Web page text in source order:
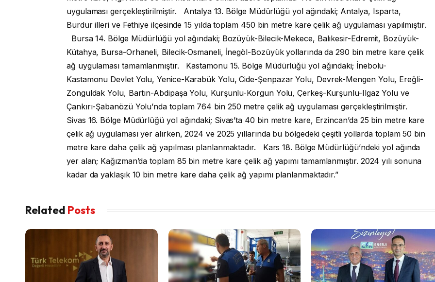
uygulaması gerçekleştirilmiştir. Antalya 13. Bölge Müdürlüğü yol ağındaki; Antalya, Isparta,
Burdur illeri ve Fethiye ilçesinde 15 yılda toplam 450 bin metre kare çelik ağ uygulaması yapılmıştır.
Bursa 14. Bölge Müdürlüğü yol ağındaki; Bozüyük-Bilecik-Mekece, Balıkesir-Edremit, Bozüyük-
Kütahya, Bursa-Orhaneli, Bilecik-Osmaneli, İnegöl-Bozüyük yollarında da 290 bin metre kare çelik
ağ uygulaması tamamlanmıştır. Kastamonu 15. Bölge Müdürlüğü yol ağındaki; İnebolu-
Kastamonu Devlet Yolu, Yenice-Karabük Yolu, Cide-Şenpazar Yolu, Devrek-Mengen Yolu, Ereğli-
Zonguldak Yolu, Bartın-Abdipaşa Yolu, Kurşunlu-Korgun Yolu, Çerkeş-Kurşunlu-Ilgaz Yolu ve
Çankırı-Şabanözü Yolu’nda toplam 764 bin 250 metre çelik ağ uygulaması gerçekleştirilmiştir.
Sivas 16. Bölge Müdürlüğü yol ağındaki; Sivas’ta 40 bin metre kare, Erzincan’da 25 bin metre kare
çelik ağ uygulaması yer alırken, 2024 ve 2025 yıllarında bu bölgedeki çeşitli yollarda toplam 50 bin
metre kare daha çelik ağ yapılması planlanmaktadır. Kars 18. Bölge Müdürlüğü’ndeki yol ağında
yer alan; Kağızman’da toplam 85 bin metre kare çelik ağ yapımı tamamlanmıştır. 2024 yılı sonuna
kadar da yaklaşık 10 bin metre kare daha çelik ağ yapımı planlanmaktadır.”
Related Posts